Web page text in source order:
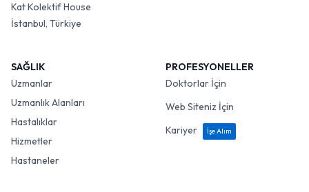
Kat Kolektif House
İstanbul, Türkiye
SAĞLIK
Uzmanlar
Uzmanlık Alanları
Hastalıklar
Hizmetler
Hastaneler
PROFESYONELLER
Doktorlar İçin
Web Siteniz İçin
Kariyer
İşe Alım